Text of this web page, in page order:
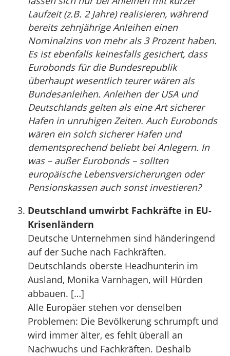
Laufzeit (z.B. 2 Jahre) realisieren, während
bereits zehnjährige Anleihen einen
Nominalzins von mehr als 3 Prozent haben.
Es ist ebenfalls keinesfalls gesichert, dass
Eurobonds für die Bundesrepublik
überhaupt wesentlich teurer wären als
Bundesanleihen. Anleihen der USA und
Deutschlands gelten als eine Art sicherer
Hafen in unruhigen Zeiten. Auch Eurobonds
wären ein solch sicherer Hafen und
dementsprechend beliebt bei Anlegern. In
was – außer Eurobonds – sollten
europäische Lebensversicherungen oder
Pensionskassen auch sonst investieren?
Deutschland umwirbt Fachkräfte in EU-
Krisenländern
Deutsche Unternehmen sind händeringend
auf der Suche nach Fachkräften.
Deutschlands oberste Headhunterin im
Ausland, Monika Varnhagen, will Hürden
abbauen. […]
Alle Europäer stehen vor denselben
Problemen: Die Bevölkerung schrumpft und
wird immer älter, es fehlt überall an
Nachwuchs und Fachkräften. Deshalb